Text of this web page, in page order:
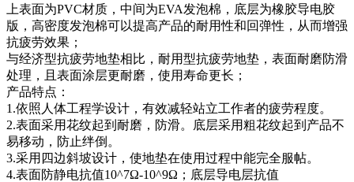
上表面为PVC材质，中间为EVA发泡棉，底层为橡胶导电胶
版，高密度发泡棉可以提高产品的耐用性和回弹性，从而增强
抗疲劳效果；
与经济型抗疲劳地垫相比，耐用型抗疲劳地垫，表面耐磨防滑
处理，且表面涂层更耐磨，使用寿命更长；
产品特点：
1.依照人体工程学设计，有效减轻站立工作者的疲劳程度。
2.表面采用花纹起到耐磨，防滑。底层采用粗花纹起到产品不
易移动，防止绊倒。
3.采用四边斜坡设计，使地垫在使用过程中能完全服帖。
4.表面防静电抗值10^7Ω-10^9Ω；底层导电层抗值